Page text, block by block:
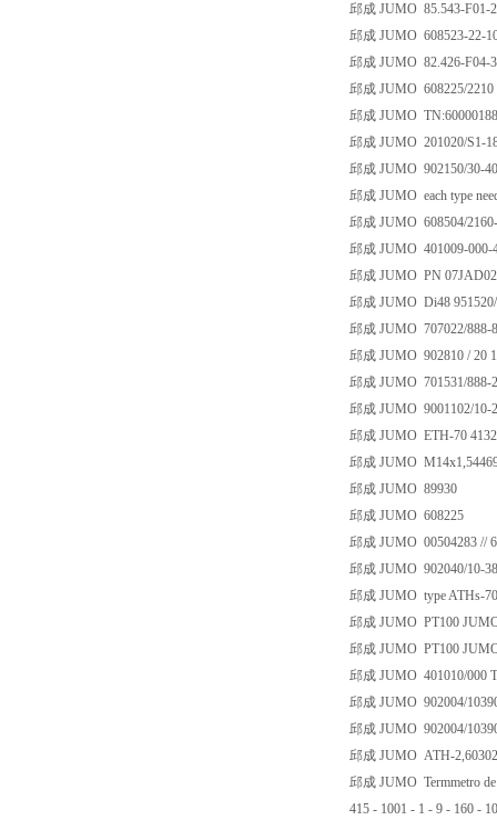
邱成 JUMO 85.543-F01-
邱成 JUMO 608523-22-
邱成 JUMO 82.426-F04-
邱成 JUMO 608225/2210
邱成 JUMO TN:60000188
邱成 JUMO 201020/S1-
邱成 JUMO 902150/30-
邱成 JUMO each type
邱成 JUMO 608504/
邱成 JUMO 401009-000-
邱成 JUMO PN
邱成 JUMO Di48 951520/
邱成 JUMO 707022/888-
邱成 JUMO 902810 / 20
邱成 JUMO 701531/888-
邱成 JUMO 9001102/10-
邱成 JUMO ETH-70
邱成 JUMO
邱成 JUMO 89930
邱成 JUMO 608225
邱成 JUMO 00504283 //
邱成 JUMO 902040/10-
邱成 JUMO type ATHs-
邱成 JUMO PT100
邱成 JUMO PT100
邱成 JUMO 401010/000
邱成 JUMO 902004/
邱成 JUMO 902004/
邱成 JUMO ATH-
邱成 JUMO Termmetro de
415 - 1001 - 1 - 9 - 160 -